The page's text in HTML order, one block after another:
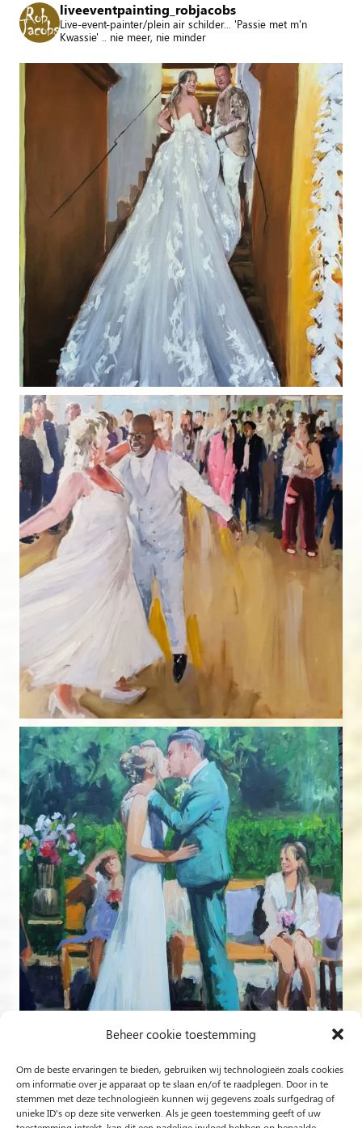
Beheer cookie toestemming
Om de beste ervaringen te bieden, gebruiken wij technologieën zoals cookies
om informatie over je apparaat op te slaan en/of te raadplegen. Door in te
stemmen met deze technologieën kunnen wij gegevens zoals surfgedrag of
unieke ID's op deze site verwerken. Als je geen toestemming geeft of uw
liveeventpainting_robjacobs
Live-event-painter/plein air schilder... 'Passie met m'n
Kwassie' .. nie meer, nie minder
Volg op Instagram
Rob Jacobs uit ’s-Hertogenbosch is een ‘Plein Air’- en